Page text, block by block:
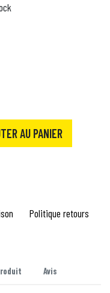
AU PANIER
Politique retours
Avis